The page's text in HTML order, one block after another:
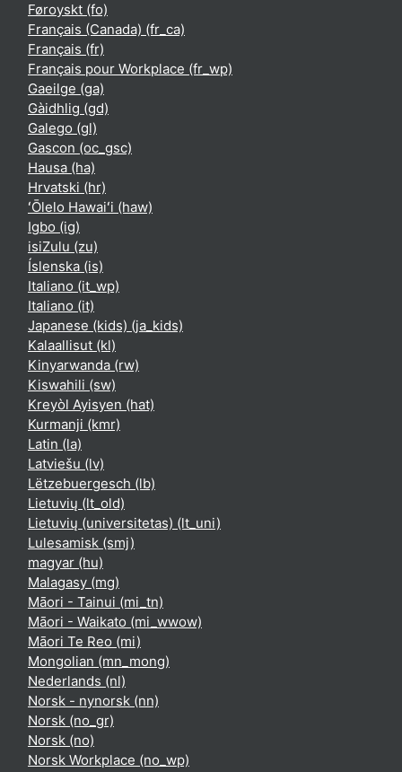
Føroyskt ‎(fo)‎
Français (Canada) ‎(fr_ca)‎
Français ‎(fr)‎
Français pour Workplace ‎(fr_wp)‎
Gaeilge ‎(ga)‎
Gàidhlig ‎(gd)‎
Galego ‎(gl)‎
Gascon ‎(oc_gsc)‎
Hausa ‎(ha)‎
Hrvatski ‎(hr)‎
ʻŌlelo Hawaiʻi ‎(haw)‎
Igbo ‎(ig)‎
isiZulu ‎(zu)‎
Íslenska ‎(is)‎
Italiano ‎(it_wp)‎
Italiano ‎(it)‎
Japanese (kids) ‎(ja_kids)‎
Kalaallisut ‎(kl)‎
Kinyarwanda ‎(rw)‎
Kiswahili ‎(sw)‎
Kreyòl Ayisyen ‎(hat)‎
Kurmanji ‎(kmr)‎
Latin ‎(la)‎
Latviešu ‎(lv)‎
Lëtzebuergesch ‎(lb)‎
Lietuvių ‎(lt_old)‎
Lietuvių (universitetas) ‎(lt_uni)‎
Lulesamisk ‎(smj)‎
magyar ‎(hu)‎
Malagasy ‎(mg)‎
Māori - Tainui ‎(mi_tn)‎
Māori - Waikato ‎(mi_wwow)‎
Māori Te Reo ‎(mi)‎
Mongolian ‎(mn_mong)‎
Nederlands ‎(nl)‎
Norsk - nynorsk ‎(nn)‎
Norsk ‎(no_gr)‎
Norsk ‎(no)‎
Norsk Workplace ‎(no_wp)‎